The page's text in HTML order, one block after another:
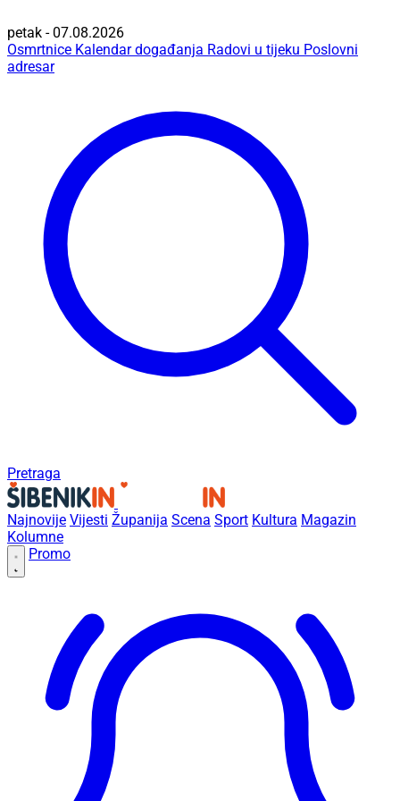
petak - 07.08.2026
Osmrtnice Kalendar događanja Radovi u tijeku Poslovni
adresar
Pretraga
Najnovije Vijesti Županija Scena Sport Kultura Magazin
Kolumne
Promo